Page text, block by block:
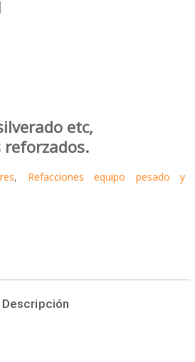
etc,
, Refacciones equipo pesado y
Descripción